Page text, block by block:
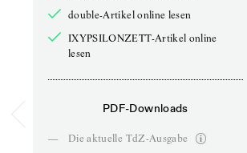
double-Artikel online lesen
IXYPSILONZETT-Artikel online
lesen
PDF-Downloads
—
Die aktuelle TdZ-Ausgabe